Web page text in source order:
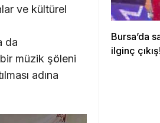
ve kültürel
da
müzik şöleni
adına
Bursa’da
ilginç çıkış!